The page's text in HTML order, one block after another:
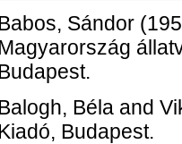
Sándor
Béla and
Budapest.